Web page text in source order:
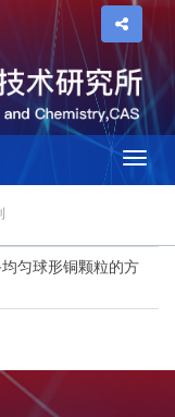
匀球形铜颗粒的方